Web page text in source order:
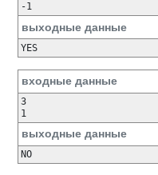
выходные данные
входные данные
3
выходные данные